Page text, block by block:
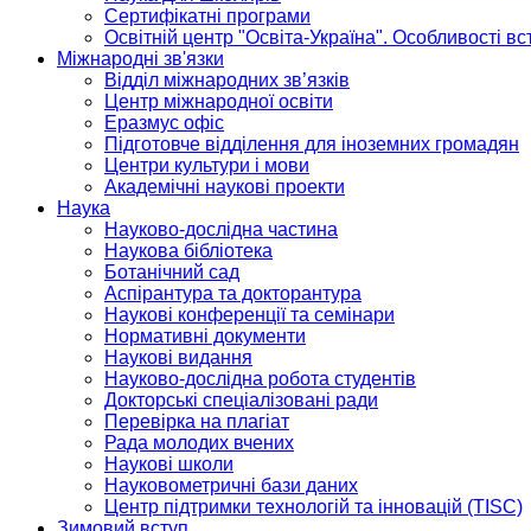
Сертифікатні програми
Освітній центр "Освіта-Україна". Особливості
Міжнародні зв'язки
Відділ міжнародних зв’язків
Центр міжнародної освіти
Еразмус офіс
Підготовче відділення для іноземних громадян
Центри культури і мови
Академічні наукові проекти
Наука
Науково-дослідна частина
Наукова бібліотека
Ботанічний сад
Аспірантура та докторантура
Наукові конференції та семінари
Нормативні документи
Наукові видання
Науково-дослідна робота студентів
Докторські спеціалізовані ради
Перевірка на плагіат
Рада молодих вчених
Наукові школи
Науковометричні бази даних
Центр підтримки технологій та інновацій (TISC)